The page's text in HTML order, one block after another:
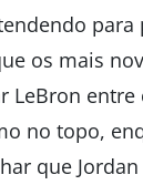
para
os mais
LeBron entre
no topo,
que